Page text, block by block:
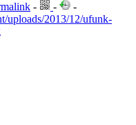
- -
-
uploads/2013/12/ufunk-